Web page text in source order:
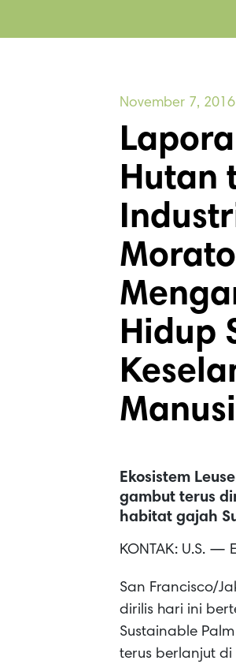
November 7, 2016
Hutan
Hidup
Ekosistem
gambut terus
habitat gajah
KONTAK: U.S. —
San Francisco/
dirilis hari ini
Sustainable
terus berlanjut